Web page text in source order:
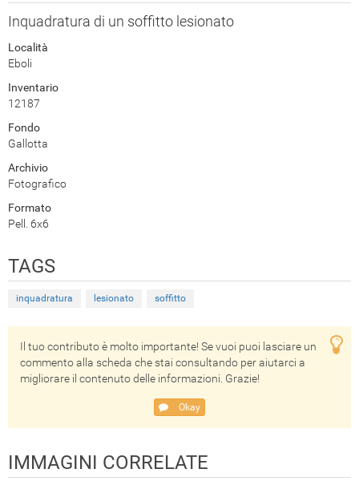
Inquadratura di un soffitto lesionato
Località
Eboli
Inventario
12187
Fondo
Gallotta
Archivio
Fotografico
Formato
Pell. 6x6
TAGS
inquadratura lesionato soffitto
Il tuo contributo è molto importante! Se vuoi puoi lasciare un
commento alla scheda che stai consultando per aiutarci a
migliorare il contenuto delle informazioni. Grazie!
Okay
IMMAGINI CORRELATE